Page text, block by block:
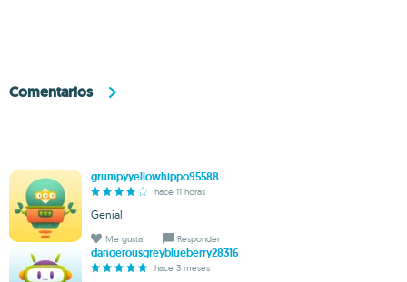
Comentarios
grumpyyellowhippo95588
hace 11 horas
Genial
Me gusta Responder
dangerousgreyblueberry28316
hace 3 meses